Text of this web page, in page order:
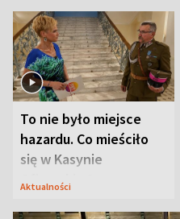
To nie było miejsce
hazardu. Co mieściło
się w Kasynie
Oficerskim?
Aktualności